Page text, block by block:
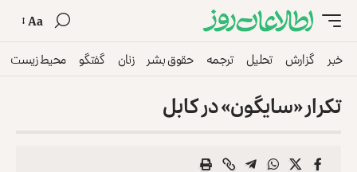
Aa
خبر گزارش تحلیل ترجمه حقوق بشر زنان گفتگو محیط زیست
تکرار «سایگون» در کابل